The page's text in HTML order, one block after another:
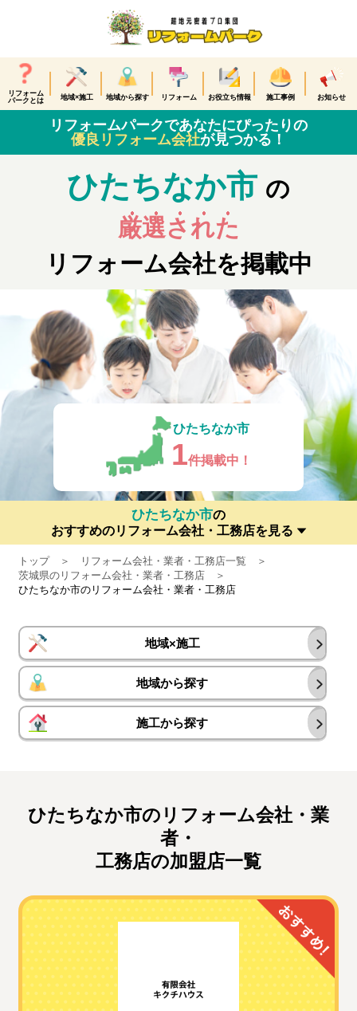
リフォーム
パークとは
地域×施工 地域から探す リフォーム お役立ち情報 施工事例 お知らせ
リフォームパークであなたにぴったりの
優良リフォーム会社が見つかる！
ひたちなか市 の
厳選された
リフォーム会社を掲載中
ひたちなか市
1件掲載中！
ひたちなか市の
おすすめのリフォーム会社・工務店を見る
トップ
リフォーム会社・業者・工務店一覧
茨城県のリフォーム会社・業者・工務店
ひたちなか市のリフォーム会社・業者・工務店
地域×施工
地域から探す
施工から探す
ひたちなか市のリフォーム会社・業
者・
工務店の加盟店一覧